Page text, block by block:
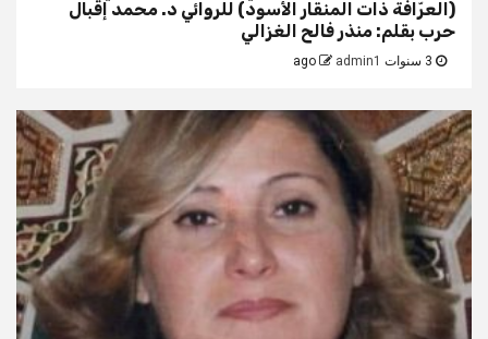
(العرّافة ذات المنقار الأسود) للروائي د. محمد إقبال
حرب بقلم: منذر فالح الغزالي
admin1